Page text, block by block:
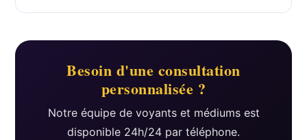
Besoin d'une consultation
personnalisée ?
Notre équipe de voyants et médiums est
disponible 24h/24 par téléphone.